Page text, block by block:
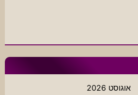
אוגוסט 2026